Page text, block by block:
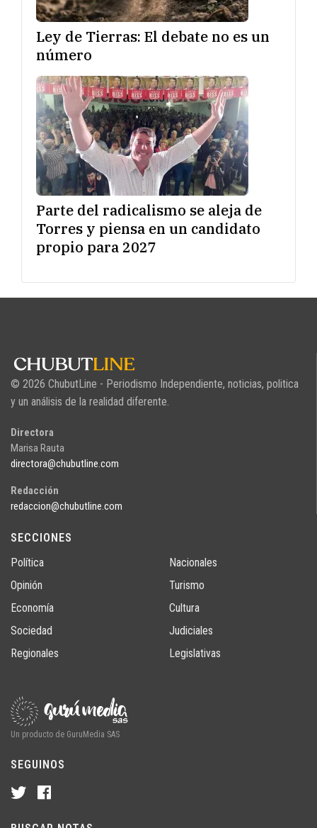
Ley de Tierras: El debate no es un
número
Parte del radicalismo se aleja de
Torres y piensa en un candidato
propio para 2027
© 2026 ChubutLine - Periodismo Independiente, noticias, politica
y un análisis de la realidad diferente.
Directora
Marisa Rauta
directora@chubutline.com
Redacción
redaccion@chubutline.com
SECCIONES
Política
Opinión
Economía
Sociedad
Regionales
Nacionales
Turismo
Cultura
Judiciales
Legislativas
Un producto de GuruMedia SAS
SEGUINOS